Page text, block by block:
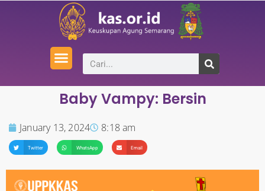
Baby Vampy: Bersin
January 13, 2024 8:18 am
Twitter WhatsApp Email